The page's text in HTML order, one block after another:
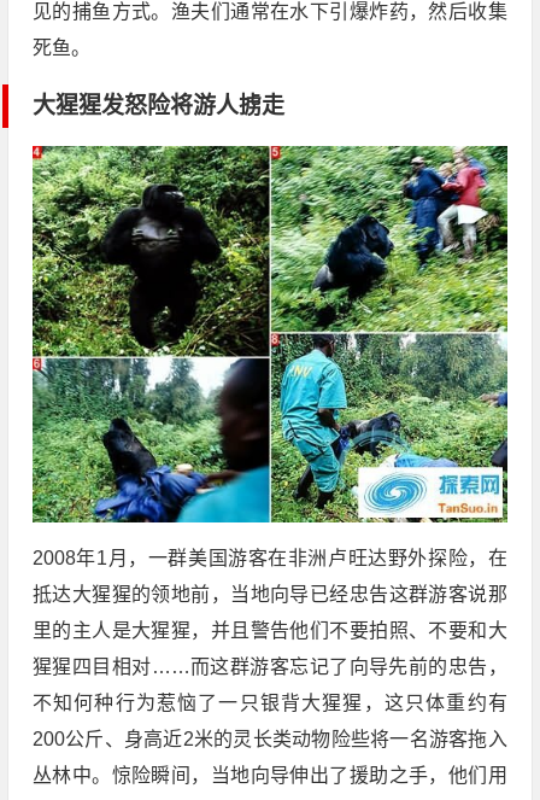
见的捕鱼方式。渔夫们通常在水下引爆炸药，然后收集
死鱼。
大猩猩发怒险将游人掳走
2008年1月，一群美国游客在非洲卢旺达野外探险，在
抵达大猩猩的领地前，当地向导已经忠告这群游客说那
里的主人是大猩猩，并且警告他们不要拍照、不要和大
猩猩四目相对……而这群游客忘记了向导先前的忠告，
不知何种行为惹恼了一只银背大猩猩，这只体重约有
200公斤、身高近2米的灵长类动物险些将一名游客拖入
丛林中。惊险瞬间，当地向导伸出了援助之手，他们用